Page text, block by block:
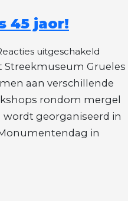
45 jaor!
uitgeschakeld
Open
Dag
45
jaor!
Streekmuseum Grueles
aan verschillende
rondom mergel
wordt georganiseerd in
in